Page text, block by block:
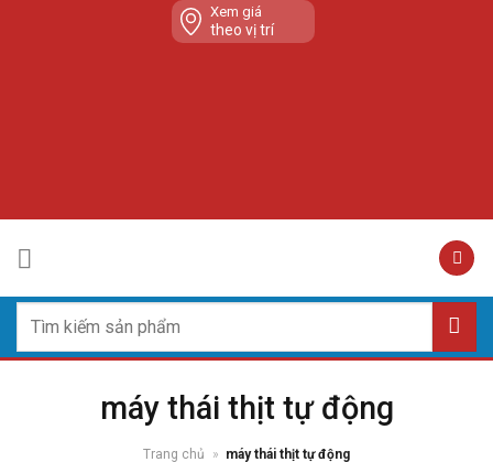
Xem giá
theo vị trí
kiếm:
máy thái thịt tự động
Trang chủ » máy thái thịt tự động